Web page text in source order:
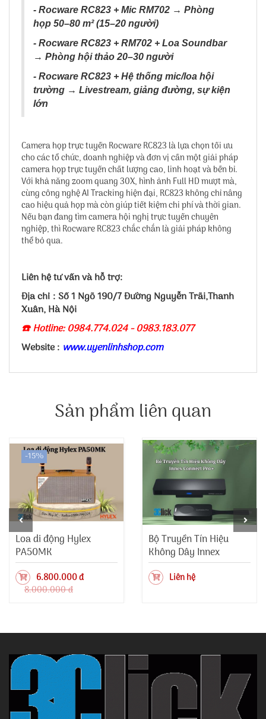
- Rocware RC823 + Mic RM702 → Phòng
họp 50–80 m² (15–20 người)
- Rocware RC823 + RM702 + Loa Soundbar
→ Phòng hội thảo 20–30 người
- Rocware RC823 + Hệ thống mic/loa hội
trường → Livestream, giảng đường, sự kiện
lớn
Camera họp trực tuyến Rocware RC823 là lựa chọn tối ưu
cho các tổ chức, doanh nghiệp và đơn vị cần một giải pháp
camera họp trực tuyến chất lượng cao, linh hoạt và bền bỉ.
Với khả năng zoom quang 30X, hình ảnh Full HD mượt mà,
cùng công nghệ AI Tracking hiện đại, RC823 không chỉ nâng
cao hiệu quả họp mà còn giúp tiết kiệm chi phí và thời gian.
Nếu bạn đang tìm camera hội nghị trực tuyến chuyên
nghiệp, thì Rocware RC823 chắc chắn là giải pháp không
thể bỏ qua.
Liên hệ tư vấn và hỗ trợ:
Địa chỉ : Số 1 Ngõ 190/7 Đường Nguyễn Trãi,Thanh
Xuân, Hà Nội
☎️ Hotline: 0984.774.024 - 0983.183.077
Website : www.uyenlinhshop.com
Sản phẩm liên quan
-15%
Loa di động Hylex
PA50MK
6.800.000 đ
8.000.000 đ
Bộ Truyền Tín Hiệu
Không Dây Innex
Connect Pro+
Liên hệ